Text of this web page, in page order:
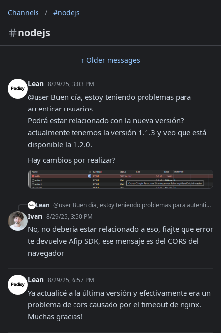
Channels / #nodejs
nodejs
↑ Older messages
Lean 8/29/25, 3:03 PM
@user Buen día, estoy teniendo problemas para
autenticar usuarios.
Podrá estar relacionado con la nueva versión?
actualmente tenemos la versión 1.1.3 y veo que está
disponible la 1.2.0.
Hay cambios por realizar?
Lean @user Buen día, estoy teniendo problemas para autenticar usuarios. Podrá estar relacionado con la nueva versión? actualmente tenemos la versión 1.1.3 y veo que
Ivan 8/29/25, 3:50 PM
No, no deberia estar relacionado a eso, fiajte que error
te devuelve Afip SDK, ese mensaje es del CORS del
navegador
Lean 8/29/25, 6:57 PM
Ya actualicé a la última versión y efectivamente era un
problema de cors causado por el timeout de nginx.
Muchas gracias!